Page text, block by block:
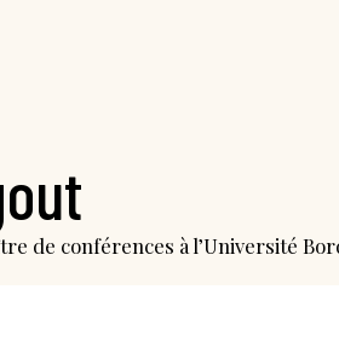
de conférences à l’Université